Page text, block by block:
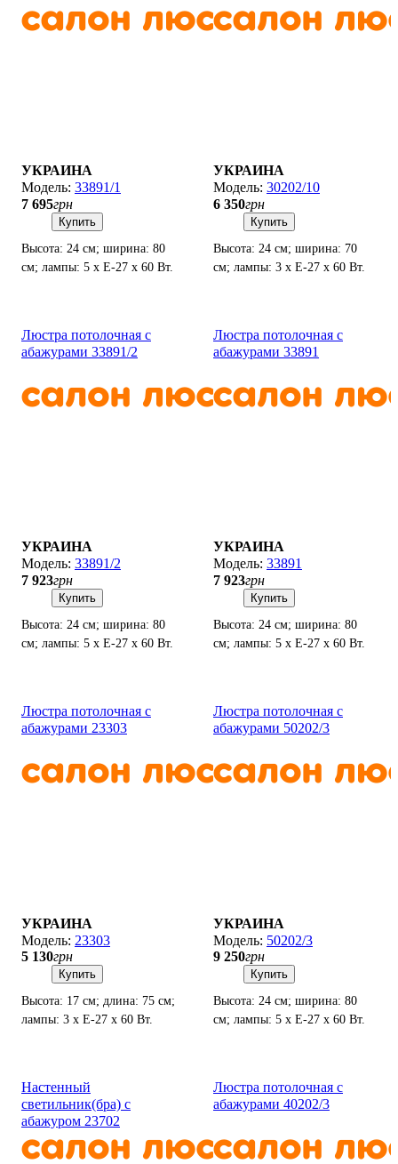
УКРАИНА
33891/1
7 695грн
Купить
Высота: 24 см; ширина: 80
см; лампы: 5 х Е-27 х 60 Вт.
УКРАИНА
30202/10
6 350грн
Купить
Высота: 24 см; ширина: 70
см; лампы: 3 х Е-27 х 60 Вт.
Люстра потолочная с
абажурами 33891/2
УКРАИНА
33891/2
7 923грн
Купить
Высота: 24 см; ширина: 80
см; лампы: 5 х Е-27 х 60 Вт.
Люстра потолочная с
абажурами 33891
УКРАИНА
33891
7 923грн
Купить
Высота: 24 см; ширина: 80
см; лампы: 5 х Е-27 х 60 Вт.
Люстра потолочная с
абажурами 23303
УКРАИНА
23303
5 130грн
Купить
Высота: 17 см; длина: 75 см;
лампы: 3 х Е-27 х 60 Вт.
Люстра потолочная с
абажурами 50202/3
УКРАИНА
50202/3
9 250грн
Купить
Высота: 24 см; ширина: 80
см; лампы: 5 х Е-27 х 60 Вт.
Настенный
светильник(бра) с
абажуром 23702
Люстра потолочная с
абажурами 40202/3